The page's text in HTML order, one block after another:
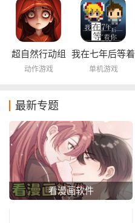
超自然行动组
动作游戏
我在七年后等着
你
单机游戏
最新专题
看漫画软件